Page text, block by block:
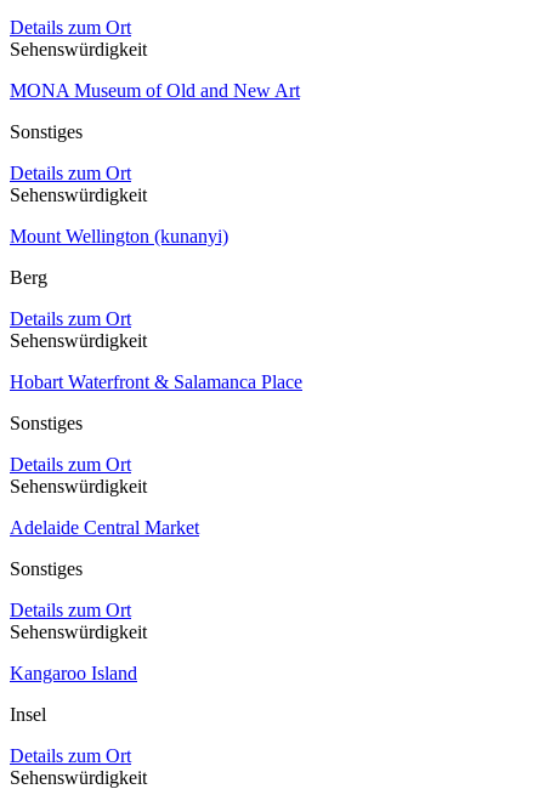
Details zum Ort
Sehenswürdigkeit
MONA Museum of Old and New Art
Sonstiges
Details zum Ort
Sehenswürdigkeit
Mount Wellington (kunanyi)
Berg
Details zum Ort
Sehenswürdigkeit
Hobart Waterfront & Salamanca Place
Sonstiges
Details zum Ort
Sehenswürdigkeit
Adelaide Central Market
Sonstiges
Details zum Ort
Sehenswürdigkeit
Kangaroo Island
Insel
Details zum Ort
Sehenswürdigkeit